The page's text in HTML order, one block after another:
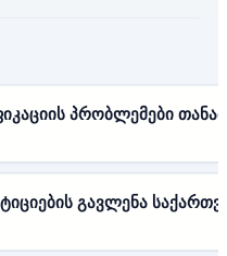
პრობლემები
გავლენა